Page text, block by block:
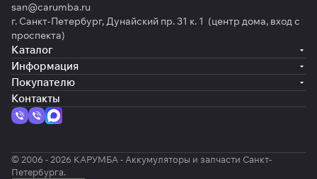
san@carumba.ru
г. Санкт-Петербург, Дунайский пр. 31 к. 1 (центр дома, вход с
проспекта)
Каталог
Информация
Покупателю
Контакты
© 2006 - 2026 КАРУМБА - Аккумуляторы и запчасти Санкт-
Петербурга.